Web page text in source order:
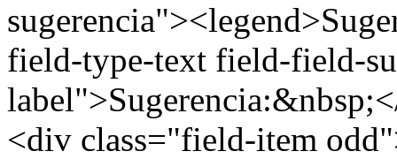
field-type-text field-field-
<div class="field-item